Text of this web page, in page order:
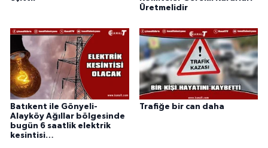
Üretmelidir
Batıkent ile Gönyeli-
Alayköy Ağıllar bölgesinde
bugün 6 saatlik elektrik
kesintisi…
Trafiğe bir can daha